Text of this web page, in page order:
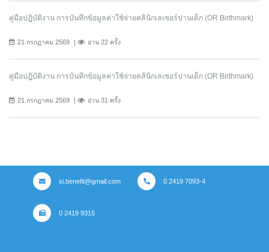
คู่มือปฎิบัติงาน การบันทึกข้อมูลค่าใช้จ่ายคลินิกเลเซอร์ปานเด็ก (OR Birthmark)
21 กรกฎาคม 2569 อ่าน 22 ครั้ง
คู่มือปฎิบัติงาน การบันทึกข้อมูลค่าใช้จ่ายคลินิกเลเซอร์ปานเด็ก (OR Birthmark)
21 กรกฎาคม 2569 อ่าน 31 ครั้ง
si.benefit@gmail.com 0 2419 7093-4
0 2419 9315